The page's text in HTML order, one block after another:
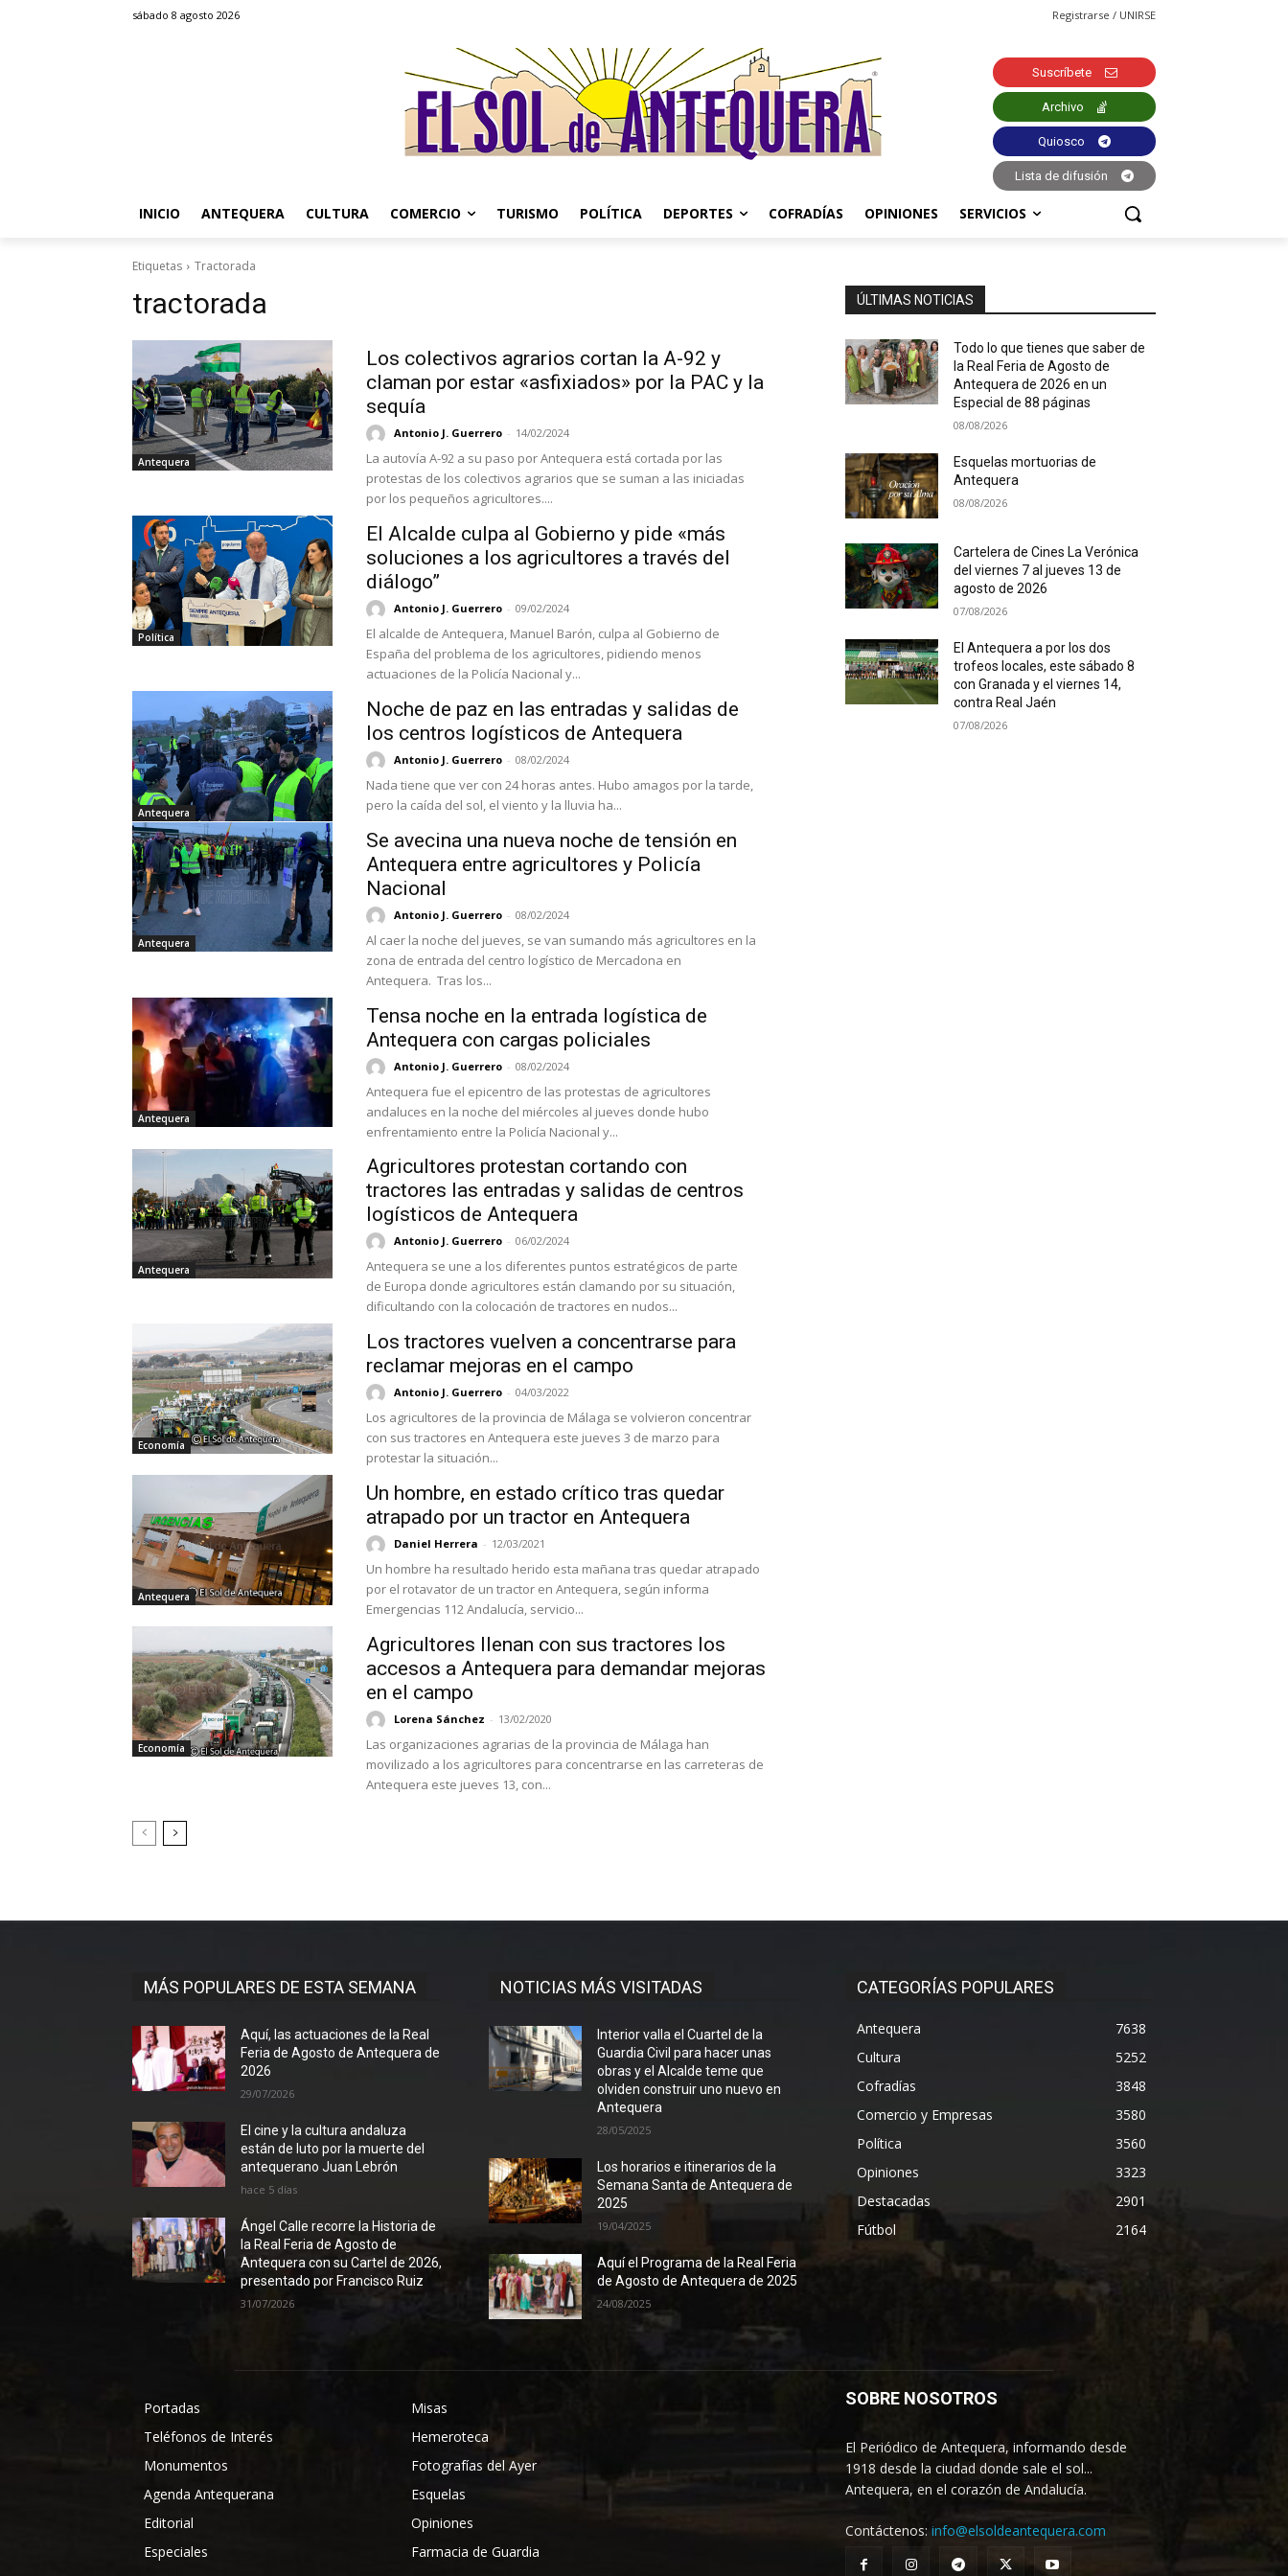
sábado 8 agosto 2026 Registrarse / UNIRSE
Suscríbete
Archivo
Quiosco
Lista de difusión
INICIO ANTEQUERA CULTURA COMERCIO TURISMO POLÍTICA DEPORTES COFRADÍAS OPINIONES SERVICIOS
Etiquetas Tractorada
tractorada
Antequera
Los colectivos agrarios cortan la A-92 y
claman por estar «asfixiados» por la PAC y la
sequía
Antonio J. Guerrero - 14/02/2024
La autovía A-92 a su paso por Antequera está cortada por las
protestas de los colectivos agrarios que se suman a las iniciadas
por los pequeños agricultores....
Política
El Alcalde culpa al Gobierno y pide «más
soluciones a los agricultores a través del
diálogo”
Antonio J. Guerrero - 09/02/2024
El alcalde de Antequera, Manuel Barón, culpa al Gobierno de
España del problema de los agricultores, pidiendo menos
actuaciones de la Policía Nacional y...
Antequera
Noche de paz en las entradas y salidas de
los centros logísticos de Antequera
Antonio J. Guerrero - 08/02/2024
Nada tiene que ver con 24 horas antes. Hubo amagos por la tarde,
pero la caída del sol, el viento y la lluvia ha...
Antequera
Se avecina una nueva noche de tensión en
Antequera entre agricultores y Policía
Nacional
Antonio J. Guerrero - 08/02/2024
Al caer la noche del jueves, se van sumando más agricultores en la
zona de entrada del centro logístico de Mercadona en
Antequera. Tras los...
Antequera
Tensa noche en la entrada logística de
Antequera con cargas policiales
Antonio J. Guerrero - 08/02/2024
Antequera fue el epicentro de las protestas de agricultores
andaluces en la noche del miércoles al jueves donde hubo
enfrentamiento entre la Policía Nacional y...
Antequera
Agricultores protestan cortando con
tractores las entradas y salidas de centros
logísticos de Antequera
Antonio J. Guerrero - 06/02/2024
Antequera se une a los diferentes puntos estratégicos de parte
de Europa donde agricultores están clamando por su situación,
dificultando con la colocación de tractores en nudos...
Economía
Los tractores vuelven a concentrarse para
reclamar mejoras en el campo
Antonio J. Guerrero - 04/03/2022
Los agricultores de la provincia de Málaga se volvieron concentrar
con sus tractores en Antequera este jueves 3 de marzo para
protestar la situación...
Antequera
Un hombre, en estado crítico tras quedar
atrapado por un tractor en Antequera
Daniel Herrera - 12/03/2021
Un hombre ha resultado herido esta mañana tras quedar atrapado
por el rotavator de un tractor en Antequera, según informa
Emergencias 112 Andalucía, servicio...
Economía
Agricultores llenan con sus tractores los
accesos a Antequera para demandar mejoras
en el campo
Lorena Sánchez - 13/02/2020
Las organizaciones agrarias de la provincia de Málaga han
movilizado a los agricultores para concentrarse en las carreteras de
Antequera este jueves 13, con...
ÚLTIMAS NOTICIAS
Todo lo que tienes que saber de
la Real Feria de Agosto de
Antequera de 2026 en un
Especial de 88 páginas
08/08/2026
Esquelas mortuorias de
Antequera
08/08/2026
Cartelera de Cines La Verónica
del viernes 7 al jueves 13 de
agosto de 2026
07/08/2026
El Antequera a por los dos
trofeos locales, este sábado 8
con Granada y el viernes 14,
contra Real Jaén
07/08/2026
MÁS POPULARES DE ESTA SEMANA
Aquí, las actuaciones de la Real
Feria de Agosto de Antequera de
2026
29/07/2026
El cine y la cultura andaluza
están de luto por la muerte del
antequerano Juan Lebrón
hace 5 días
Ángel Calle recorre la Historia de
la Real Feria de Agosto de
Antequera con su Cartel de 2026,
presentado por Francisco Ruiz
31/07/2026
NOTICIAS MÁS VISITADAS
Interior valla el Cuartel de la
Guardia Civil para hacer unas
obras y el Alcalde teme que
olviden construir uno nuevo en
Antequera
28/05/2025
Los horarios e itinerarios de la
Semana Santa de Antequera de
2025
19/04/2025
Aquí el Programa de la Real Feria
de Agosto de Antequera de 2025
24/08/2025
CATEGORÍAS POPULARES
Antequera
7638
Cultura
5252
Cofradías
3848
Comercio y Empresas
3580
Política
3560
Opiniones
3323
Destacadas
2901
Fútbol
2164
Portadas
Teléfonos de Interés
Monumentos
Agenda Antequerana
Editorial
Especiales
Misas
Hemeroteca
Fotografías del Ayer
Esquelas
Opiniones
Farmacia de Guardia
SOBRE NOSOTROS
El Periódico de Antequera, informando desde
1918 desde la ciudad donde sale el sol...
Antequera, en el corazón de Andalucía.
Contáctenos: info@elsoldeantequera.com